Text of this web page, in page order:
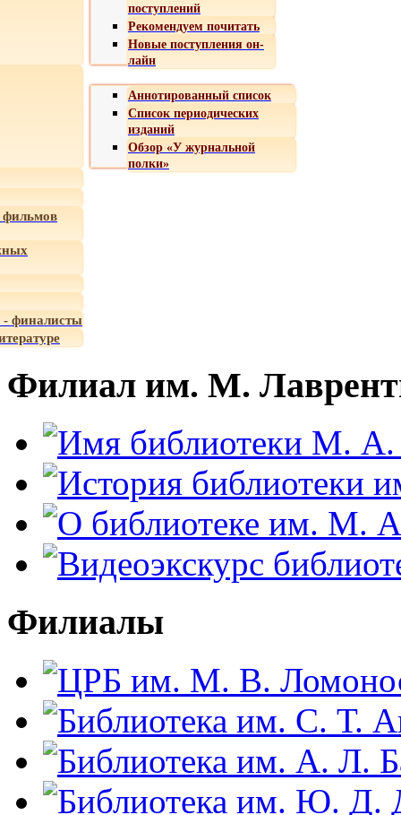
поступлений
Рекомендуем почитать
Новые поступления он-
лайн
Аннотированный список
Список периодических
изданий
Обзор «У журнальной
полки»
- финалисты
Филиал им. М.
Филиалы